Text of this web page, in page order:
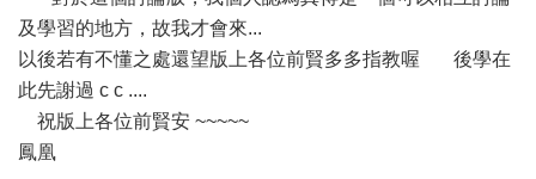
及學習的地方，故我才會來...
以後若有不懂之處還望版上各位前賢多多指教喔
後學在
此先謝過 c c ....
祝版上各位前賢安 ~~~~~
鳳凰